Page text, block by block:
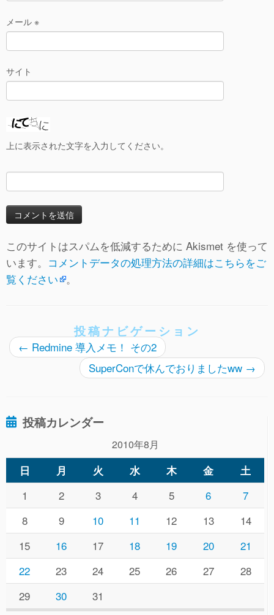
メール ※
サイト
上に表示された文字を入力してください。
このサイトはスパムを低減するために Akismet を使って
います。 コメントデータの処理方法の詳細はこちらをご
覧ください 。
投稿ナビゲーション
← Redmine 導入メモ！ その2
SuperConで休んでおりましたww →
投稿カレンダー
2010年8月
日 月 火 水 木 金 土
1 2 3 4 5 6
7
8
9 10 11 12 13
14
15
16 17 18 19 20
21
22
23 24 25 26 27
28
29
30 31